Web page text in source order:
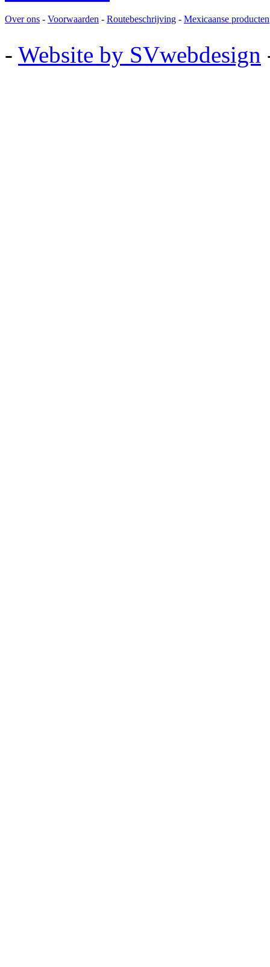
Over ons - Voorwaarden - Routebeschrijving - Mexicaanse producten
- Website by SVwebdesign